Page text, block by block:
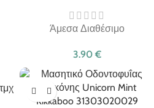
Άμεσα Διαθέσιμο
3.90 €